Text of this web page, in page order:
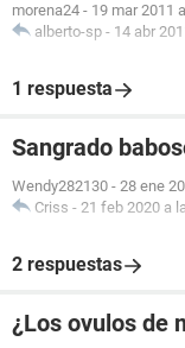
morena24 - 19 mar 2011
alberto-sp - 14 abr
1 respuesta
Sangrado
Wendy282130 - 28 ene
Criss - 21 feb 2020 a
2 respuestas
¿Los ovulos de